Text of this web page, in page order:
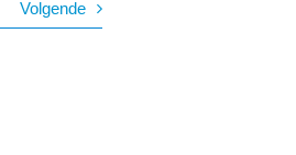
Volgende